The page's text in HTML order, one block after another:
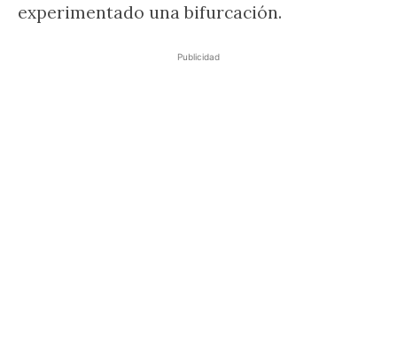
experimentado una bifurcación.
Publicidad